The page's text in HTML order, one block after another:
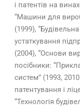
і патентів на
“Машини для
(1999),
устаткування
(2004), “Основи
посібники:
систем” (1993,
патентування і
“Технологія